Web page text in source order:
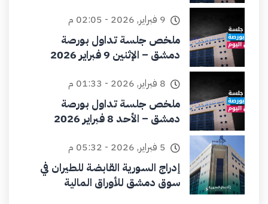
9 فبراير, 2026 - 02:05 م
ملخص جلسة تداول بورصة
دمشق – الإثنين 9 فبراير 2026
8 فبراير, 2026 - 01:33 م
ملخص جلسة تداول بورصة
دمشق – الأحد 8 فبراير 2026
5 فبراير, 2026 - 05:32 م
إدراج السورية القابضة للطيران في
سوق دمشق للأوراق المالية